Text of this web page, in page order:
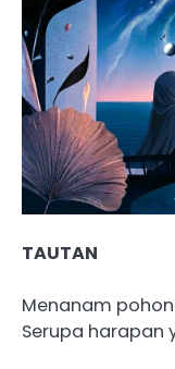
TAUTAN
Menanam
Serupa harapan